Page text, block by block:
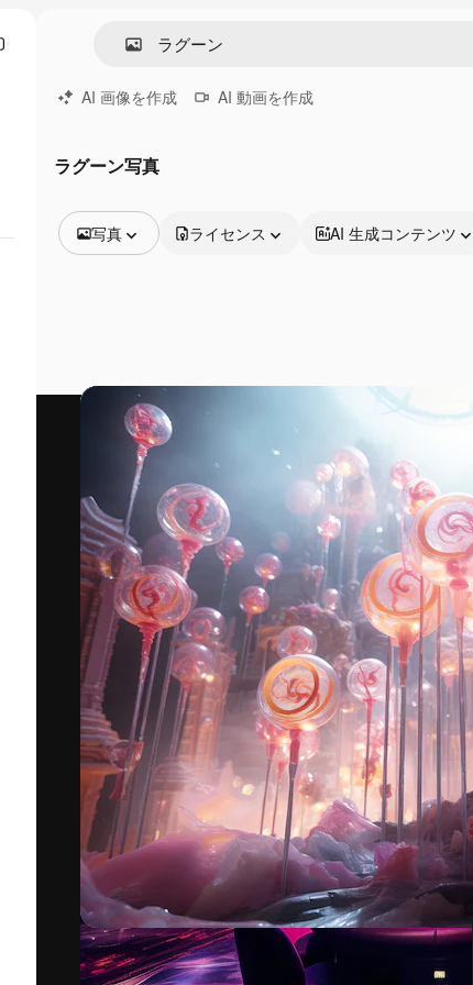
AI 画像を作成 AI 動画を作成
ラグーン写真
写真
動画
モーショングラフィックス
動画テンプレート
3D モデル
フォント
ライセンス AI 生成コンテンツ
最高のクリエイティブ制作を導くためのプラ
ットフォーム。クリエイター、企業、代理
店、スタジオを含む100万人以上が利用して
います。
日本語
Copyright © 2010- 2026Freepik Company S.L.U.無